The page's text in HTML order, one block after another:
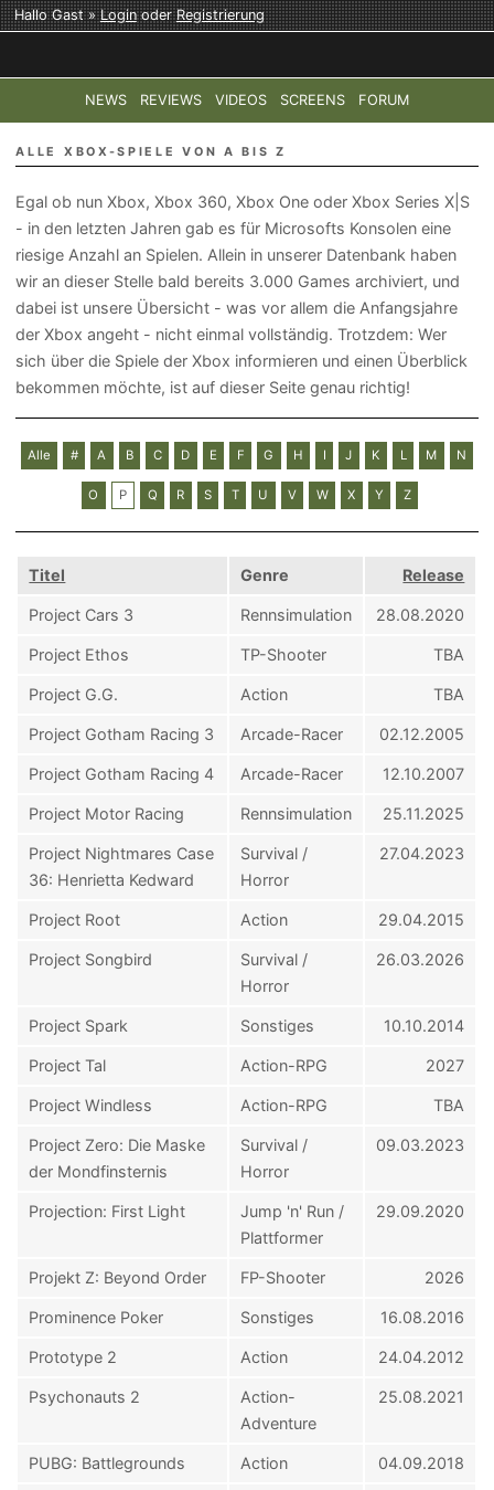
Hallo Gast »LoginoderRegistrierung
NEWS REVIEWS VIDEOS SCREENS FORUM
TOP-THEMEN: COD: MODERN WARFARE 4 HALO:
ALLE XBOX-SPIELE VON A BIS Z
Egal ob nun Xbox, Xbox 360, Xbox One oder Xbox Series X|S
- in den letzten Jahren gab es für Microsofts Konsolen eine
riesige Anzahl an Spielen. Allein in unserer Datenbank haben
wir an dieser Stelle bald bereits 3.000 Games archiviert, und
dabei ist unsere Übersicht - was vor allem die Anfangsjahre
der Xbox angeht - nicht einmal vollständig. Trotzdem: Wer
sich über die Spiele der Xbox informieren und einen Überblick
bekommen möchte, ist auf dieser Seite genau richtig!
Alle # A B C D E F G H I J K L M N
O P Q R S T U V W X Y Z
Titel Genre Release
Project Cars 3 Rennsimulation 28.08.2020
Project Ethos TP-Shooter TBA
Project G.G. Action TBA
Project Gotham Racing 3 Arcade-Racer 02.12.2005
Project Gotham Racing 4 Arcade-Racer 12.10.2007
Project Motor Racing Rennsimulation 25.11.2025
Project Nightmares Case
36: Henrietta Kedward
Survival /
Horror
27.04.2023
Project Root Action 29.04.2015
Project Songbird
Survival /
Horror
26.03.2026
Project Spark Sonstiges 10.10.2014
Project Tal Action-RPG 2027
Project Windless Action-RPG TBA
Project Zero: Die Maske
der Mondfinsternis
Survival /
Horror
09.03.2023
Projection: First Light
Jump 'n' Run /
Plattformer
29.09.2020
Projekt Z: Beyond Order FP-Shooter 2026
Prominence Poker Sonstiges 16.08.2016
Prototype 2 Action 24.04.2012
Psychonauts 2
Action-
Adventure
25.08.2021
PUBG: Battlegrounds Action 04.09.2018